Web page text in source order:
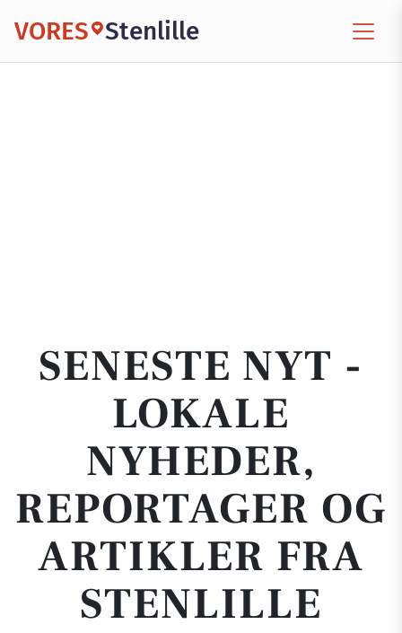
VORES Stenlille
SENESTE NYT -
LOKALE
NYHEDER,
REPORTAGER OG
ARTIKLER FRA
STENLILLE